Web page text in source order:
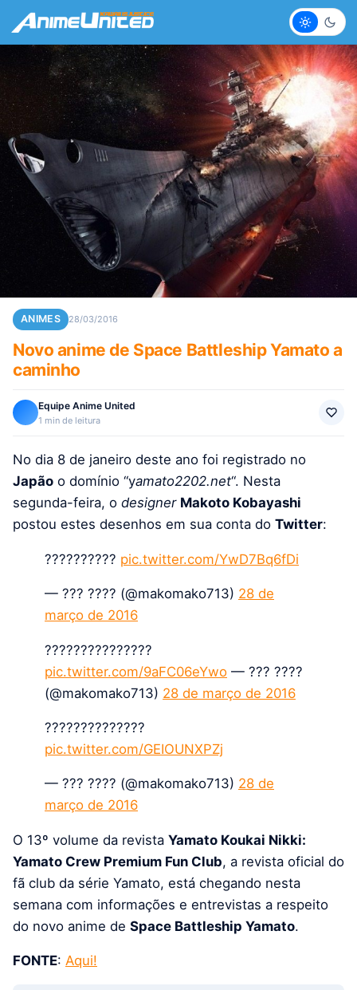
Claro
ANIMES 28/03/2016
Novo anime de Space Battleship Yamato a
caminho
Equipe Anime United
1 min de leitura
No dia 8 de janeiro deste ano foi registrado no
Japão o domínio “yamato2202.net“. Nesta
segunda-feira, o designer Makoto Kobayashi
postou estes desenhos em sua conta do Twitter:
?????????? pic.twitter.com/YwD7Bq6fDi
— ??? ???? (@makomako713) 28 de
março de 2016
???????????????
pic.twitter.com/9aFC06eYwo — ??? ????
(@makomako713) 28 de março de 2016
??????????????
pic.twitter.com/GEIOUNXPZj
— ??? ???? (@makomako713) 28 de
março de 2016
O 13º volume da revista Yamato Koukai Nikki:
Yamato Crew Premium Fun Club, a revista oficial do
fã club da série Yamato, está chegando nesta
semana com informações e entrevistas a respeito
do novo anime de Space Battleship Yamato.
FONTE: Aqui!